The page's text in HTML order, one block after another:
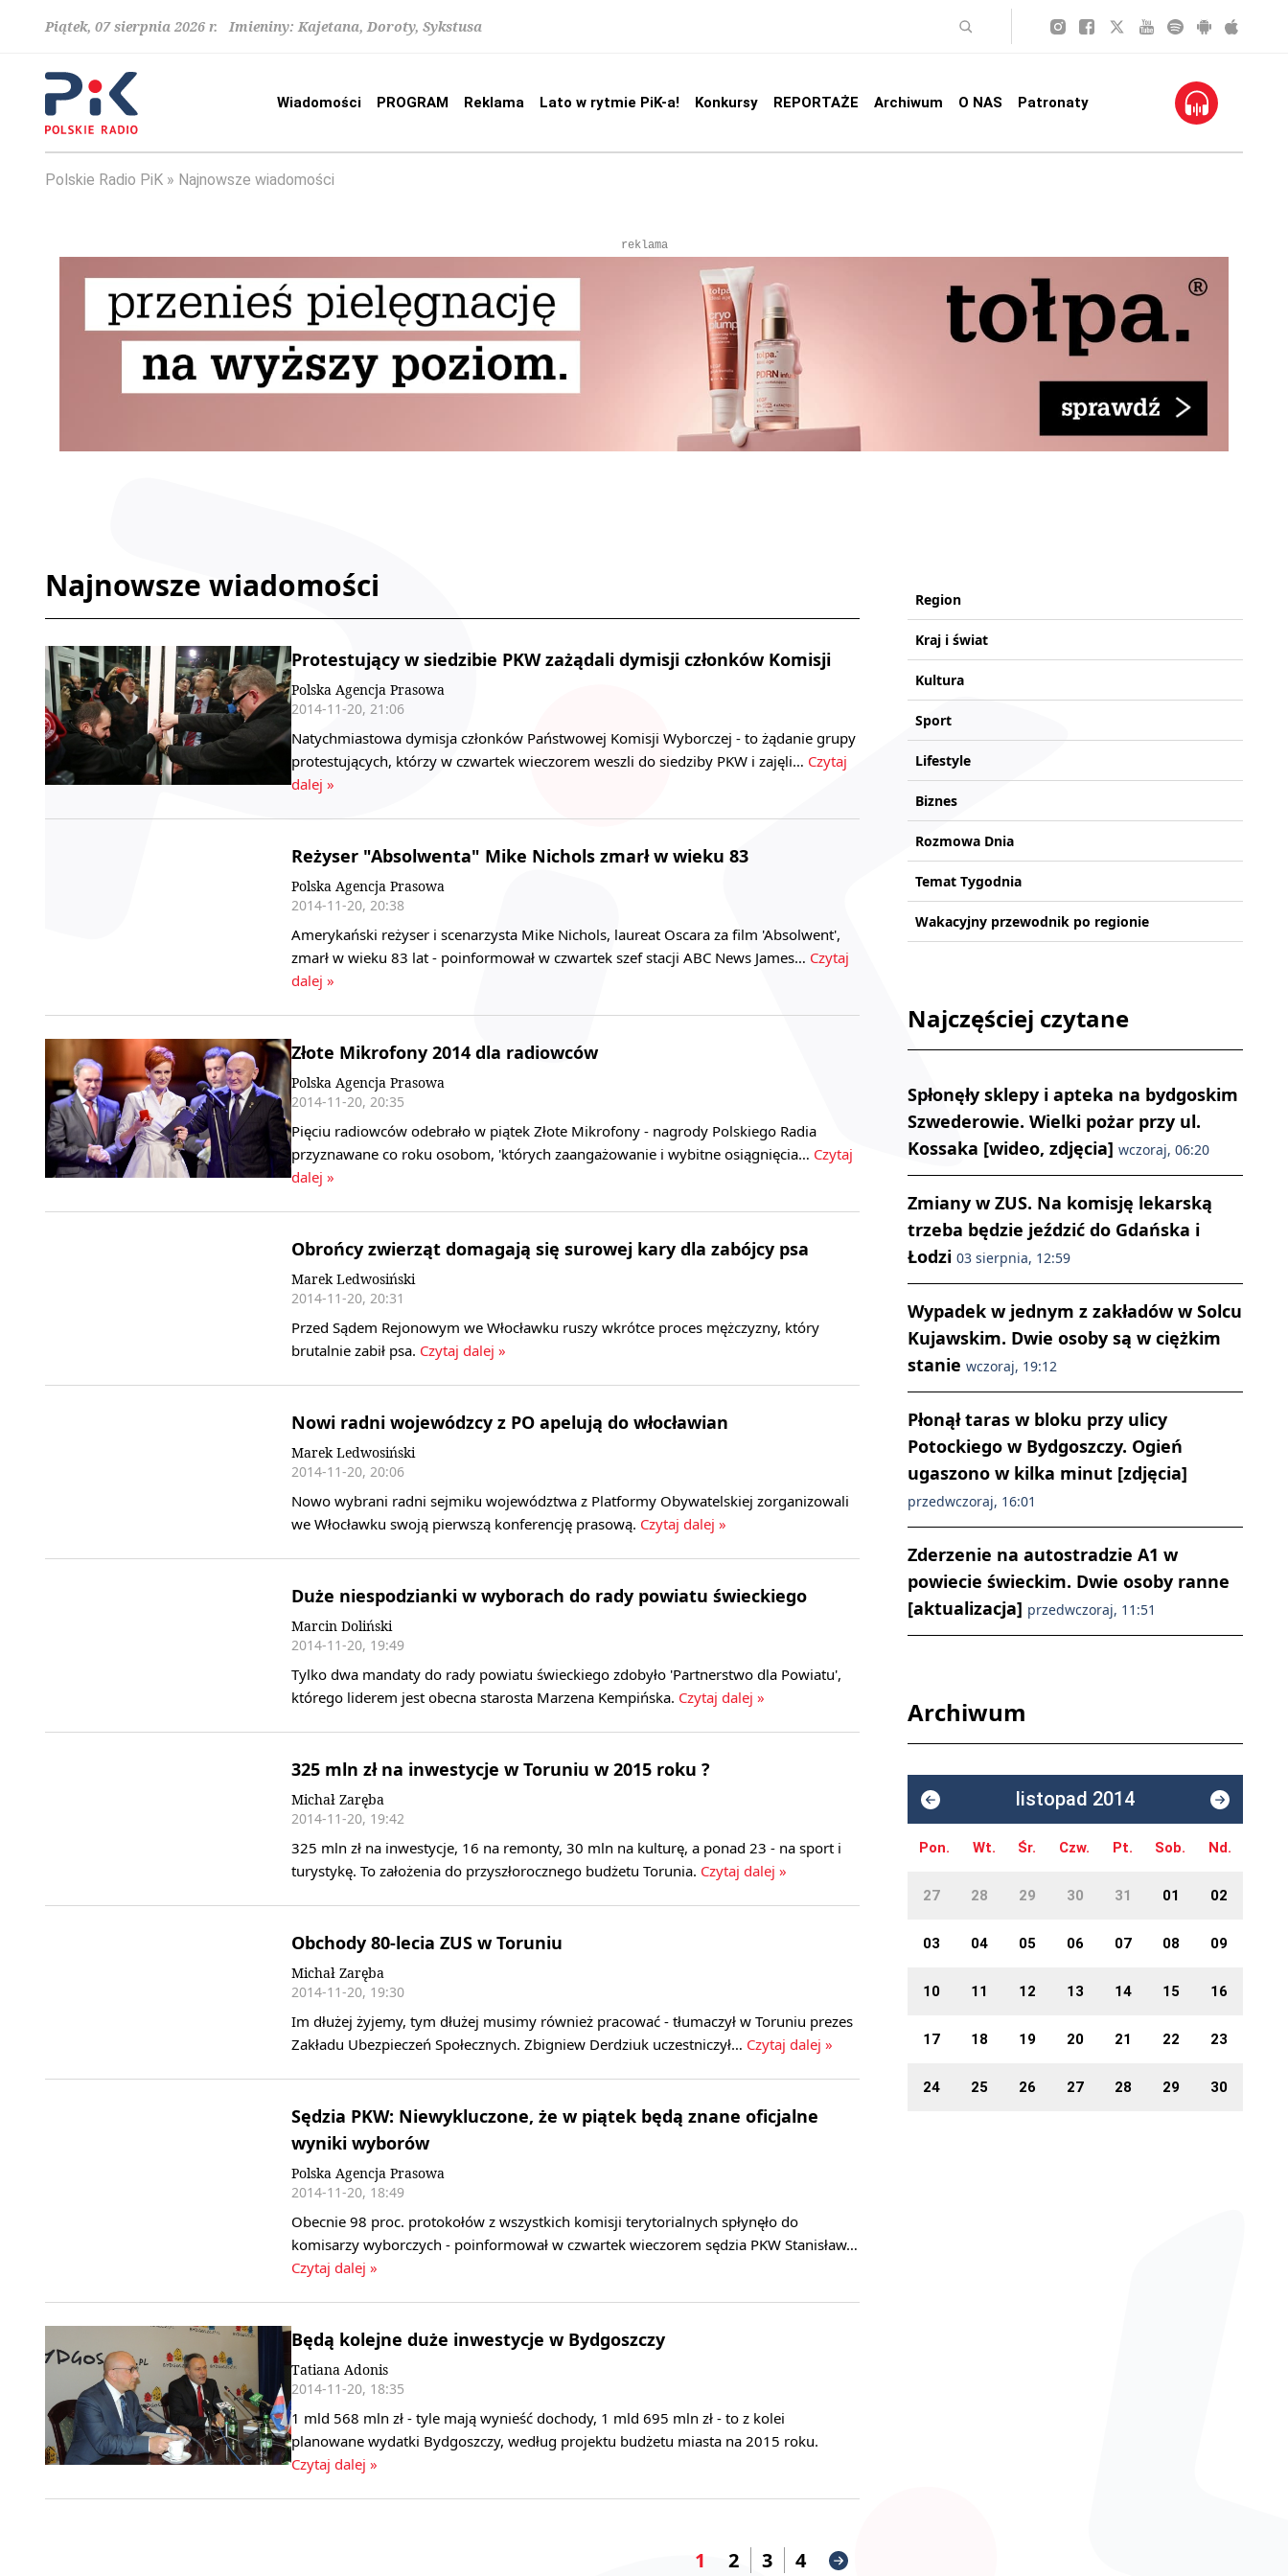
Piątek, 07 sierpnia 2026 r. Imieniny: Kajetana, Doroty, Sykstusa
Wiadomości PROGRAM Reklama Lato w rytmie PiK-a! Konkursy REPORTAŻE Archiwum O NAS Patronaty
Polskie Radio PiK Najnowsze wiadomości
reklama
Najnowsze wiadomości
Protestujący w siedzibie PKW zażądali dymisji członków Komisji
Polska Agencja Prasowa
2014-11-20, 21:06
Natychmiastowa dymisja członków Państwowej Komisji Wyborczej - to żądanie grupy
protestujących, którzy w czwartek wieczorem weszli do siedziby PKW i zajęli… Czytaj
dalej »
Reżyser "Absolwenta" Mike Nichols zmarł w wieku 83
Polska Agencja Prasowa
2014-11-20, 20:38
Amerykański reżyser i scenarzysta Mike Nichols, laureat Oscara za film 'Absolwent',
zmarł w wieku 83 lat - poinformował w czwartek szef stacji ABC News James… Czytaj
dalej »
Złote Mikrofony 2014 dla radiowców
Polska Agencja Prasowa
2014-11-20, 20:35
Pięciu radiowców odebrało w piątek Złote Mikrofony - nagrody Polskiego Radia
przyznawane co roku osobom, 'których zaangażowanie i wybitne osiągnięcia… Czytaj
dalej »
Obrońcy zwierząt domagają się surowej kary dla zabójcy psa
Marek Ledwosiński
2014-11-20, 20:31
Przed Sądem Rejonowym we Włocławku ruszy wkrótce proces mężczyzny, który
brutalnie zabił psa. Czytaj dalej »
Nowi radni wojewódzcy z PO apelują do włocławian
Marek Ledwosiński
2014-11-20, 20:06
Nowo wybrani radni sejmiku województwa z Platformy Obywatelskiej zorganizowali
we Włocławku swoją pierwszą konferencję prasową. Czytaj dalej »
Duże niespodzianki w wyborach do rady powiatu świeckiego
Marcin Doliński
2014-11-20, 19:49
Tylko dwa mandaty do rady powiatu świeckiego zdobyło 'Partnerstwo dla Powiatu',
którego liderem jest obecna starosta Marzena Kempińska. Czytaj dalej »
325 mln zł na inwestycje w Toruniu w 2015 roku ?
Michał Zaręba
2014-11-20, 19:42
325 mln zł na inwestycje, 16 na remonty, 30 mln na kulturę, a ponad 23 - na sport i
turystykę. To założenia do przyszłorocznego budżetu Torunia. Czytaj dalej »
Obchody 80-lecia ZUS w Toruniu
Michał Zaręba
2014-11-20, 19:30
Im dłużej żyjemy, tym dłużej musimy również pracować - tłumaczył w Toruniu prezes
Zakładu Ubezpieczeń Społecznych. Zbigniew Derdziuk uczestniczył… Czytaj dalej »
Sędzia PKW: Niewykluczone, że w piątek będą znane oficjalne
wyniki wyborów
Polska Agencja Prasowa
2014-11-20, 18:49
Obecnie 98 proc. protokołów z wszystkich komisji terytorialnych spłynęło do
komisarzy wyborczych - poinformował w czwartek wieczorem sędzia PKW Stanisław…
Czytaj dalej »
Będą kolejne duże inwestycje w Bydgoszczy
Tatiana Adonis
2014-11-20, 18:35
1 mld 568 mln zł - tyle mają wynieść dochody, 1 mld 695 mln zł - to z kolei
planowane wydatki Bydgoszczy, według projektu budżetu miasta na 2015 roku.
Czytaj dalej »
1 2 3 4
Region
Kraj i świat
Kultura
Sport
Lifestyle
Biznes
Rozmowa Dnia
Temat Tygodnia
Wakacyjny przewodnik po regionie
Najczęściej czytane
Spłonęły sklepy i apteka na bydgoskim
Szwederowie. Wielki pożar przy ul.
Kossaka [wideo, zdjęcia] wczoraj, 06:20
Zmiany w ZUS. Na komisję lekarską
trzeba będzie jeździć do Gdańska i
Łodzi 03 sierpnia, 12:59
Wypadek w jednym z zakładów w Solcu
Kujawskim. Dwie osoby są w ciężkim
stanie wczoraj, 19:12
Płonął taras w bloku przy ulicy
Potockiego w Bydgoszczy. Ogień
ugaszono w kilka minut [zdjęcia]
przedwczoraj, 16:01
Zderzenie na autostradzie A1 w
powiecie świeckim. Dwie osoby ranne
[aktualizacja] przedwczoraj, 11:51
Archiwum
listopad 2014
Pon. Wt. Śr. Czw. Pt. Sob. Nd.
27 28 29 30 31 01 02
03 04 05 06 07 08 09
10 11 12 13 14 15 16
17 18 19 20 21 22 23
24 25 26 27 28 29 30